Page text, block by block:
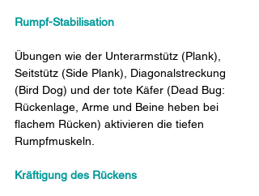
Rumpf-Stabilisation
Übungen wie der Unterarmstütz (Plank),
Seitstütz (Side Plank), Diagonalstreckung
(Bird Dog) und der tote Käfer (Dead Bug:
Rückenlage, Arme und Beine heben bei
flachem Rücken) aktivieren die tiefen
Rumpfmuskeln.
Kräftigung des Rückens